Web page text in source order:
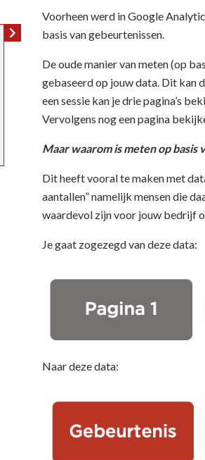
Voorheen werd in Google
basis van gebeurtenissen.
De oude manier van meten (op
gebaseerd op jouw data. Dit kan
een sessie kan je drie pagina’s
Vervolgens nog een pagina
Maar waarom is meten op basis
Dit heeft vooral te maken met
aantallen” namelijk mensen die
waardevol zijn voor jouw bedrijf
Je gaat zogezegd van deze data:
Naar deze data: